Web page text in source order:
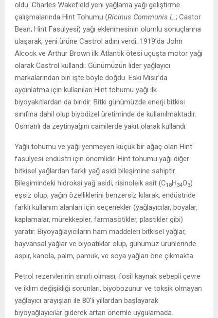
oldu. Charles Wakefield yeni yağlama yağı geliştirme
çalışmalarında Hint Tohumu (Ricinus Communis L.; Castor
Bean; Hint Fasulyesi) yağı eklenmesinin olumlu sonuçlarına
ulaşarak, yeni ürüne Castrol adını verdi. 1919’da John
Alcock ve Arthur Brown ilk Atlantik ötesi uçuşta motor yağı
olarak Castrol kullandı. Günümüzün lider yağlayıcı
markalarından biri işte böyle doğdu. Eski Mısır’da
aydınlatma için kullanılan Hint tohumu yağı ilk
biyoyakıtlardan da biridir. Bitki günümüzde enerji bitkisi
sınıfına dahil olup biyodizel üretiminde de kullanılmaktadır.
Osmanlı da zeytinyağını camilerde yakıt olarak kullandı.
Yağlı tohumu ve yağı yenmeyen küçük bir ağaç olan Hint
fasulyesi endüstri için önemlidir. Hint tohumu yağı diğer
bitkisel yağlardan farklı yağ asidi bileşimine sahiptir.
Bileşimindeki hidroksi yağ asidi, risinoleik asit (C18H34O3)
eşsiz olup, yağın özelliklerini benzersiz kılarak, endüstride
farklı kullanım alanları için seçenekler (yağlayıcılar, boyalar,
kaplamalar, mürekkepler, farmasötikler, plastikler gibi)
yaratır. Biyoyağlayıcıların ham maddeleri bitkisel yağlar,
hayvansal yağlar ve biyoatıklar olup, günümüz ürünlerinde
aspir, kanola, palm, pamuk, ve soya yağları öne çıkmakta.
Petrol rezervlerinin sınırlı olması, fosil kaynak sebepli çevre
ve iklim değişikliği sorunları, biyobozunur ve toksik olmayan
yağlayıcı arayışları ile 80’li yıllardan başlayarak
biyoyağlayıcılar giderek artan önemle uygulamada.